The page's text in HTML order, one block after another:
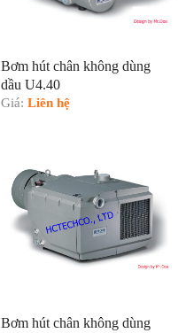
Bơm hút chân không dùng
dầu U4.40
Giá: Liên hệ
Bơm hút chân không dùng